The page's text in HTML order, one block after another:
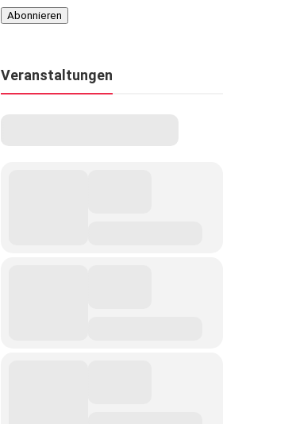
Veranstaltungen